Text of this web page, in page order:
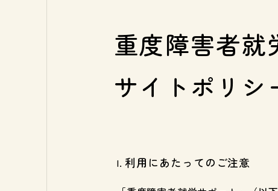
重度障害者就
サイトポリシ
利用にあたってのご注意